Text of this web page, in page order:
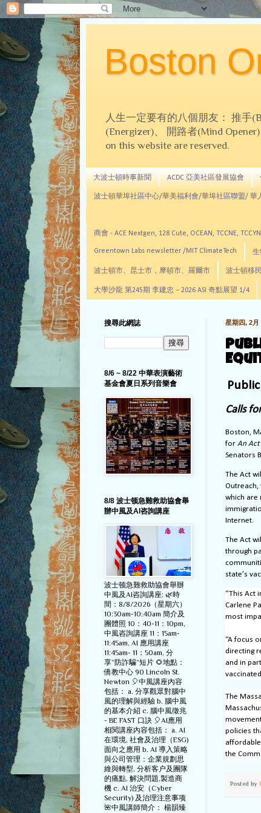
Boston
人生一定要有的八個朋友： 推手
(Energizer)、 開路者(Mind
on this website are reserved.
大波士頓時事新聞 ACDC 亞美社區發展協會
波士頓華埠社區中心/華美福利會/華埠社區聯盟/
商會 - ACE Nextgen, 128 Cute, OCEAN, TCCNE,
Greentown Labs newsletter /MIT ClimateTech 生
波士頓市、昆士市，摩頓市、羅爾市 波士頓移
大學沙龍 第245期 李建忠－2026 ASI 奇點展望 1/4
星期四, 2月
Calls
Boston,
for An Act
Senators
The Act
which are
Internet.
The Act
through
state’s
“This Act
Carlene
most
“A focus
directing
and in
The
policies
the
Posted by
搜尋此網誌
8/6 ~ 8/22 中華表演藝術
基金會夏日系列音樂會
8/8 波士顿急難救助協會舉
辦中風及AI咨詢講座
波士顿急難救助協會舉辦
中風及AI咨詢講座: 🌿時
間：8/8/2026（星期六）
10:30am-10:40am 簡介及
團體照 10：40-11：10pm,
中風咨詢講座 11：15am-
11:45am, AI 應用講座
11:45am- 11：50am, 分
享”防詐騙”短片 🌻地點：
僑教中心 90 Lincoln St.
Newton 🎈中風講座內容
包括： a. 分享觀眾對腦中
風的理解與經驗 b. 腦中風
的基本介紹 c. 腦中風徵兆
- BE FAST 口訣 🎈AI應用
相関講座內容包括： a. AI
在環境, 社會及治理（ESG)
面向之應用 b. AI 導入策略
與公司管理：企業規劃思
維與轉型, 分析客户及團隊
的痛點, 解決問題,製造商
機 c. AI 治安（Cyber
Security) 及治理注意事项
🌺中風講師簡介： 楊韻臻